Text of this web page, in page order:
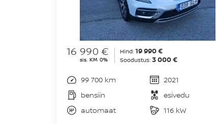
16 990 €
sis. KM 0%
Hind: 19 990 €
Soodustus: 3 000 €
99 700 km
2021
bensiin
esivedu
automaat
116 kW